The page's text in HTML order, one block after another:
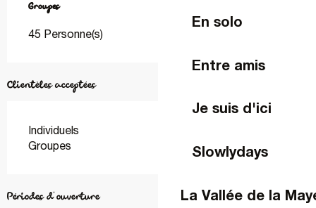
En solo
Entre amis
Je suis d'ici
Slowlydays
La Vallée de la
Groupes
Groupes
45 Personne(s)
Clientèles acceptées
Individuels
Groupes
Périodes d'ouverture